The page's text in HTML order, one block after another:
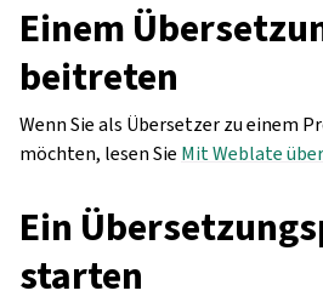
Einem
beitreten
Wenn Sie als Übersetzer zu einem
möchten, lesen Sie Mit Weblate
Ein
starten